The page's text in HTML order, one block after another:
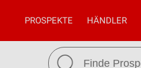
PROSPEKTE HÄNDLER